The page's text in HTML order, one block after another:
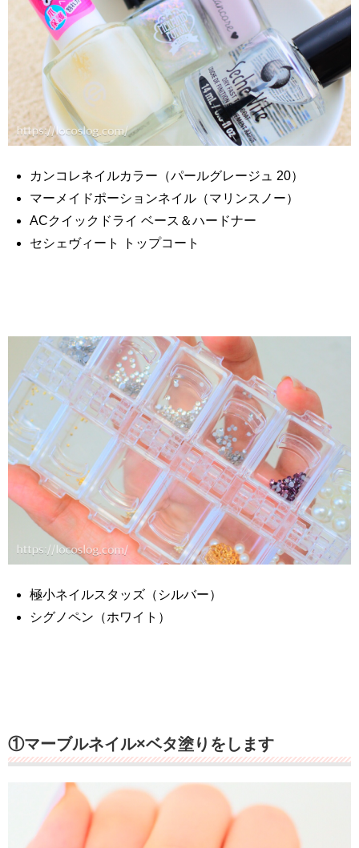
カンコレネイルカラー（パールグレージュ 20）
マーメイドポーションネイル（マリンスノー）
ACクイックドライ ベース＆ハードナー
セシェヴィート トップコート
極小ネイルスタッズ（シルバー）
シグノペン（ホワイト）
①マーブルネイル×ベタ塗りをします